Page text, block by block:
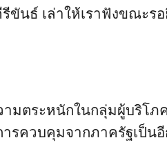
ขันธ์ เล่าให้เราฟังขณะร
มตระหนักในกลุ่มผู้บริโภ
รควบคุมจากภาครัฐเป็น